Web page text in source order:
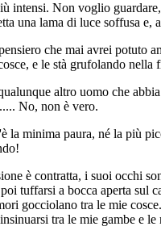
intensi. Non voglio
una lama di luce soffusa e,
che mai avrei potuto
e le stà grufolando nella
altro uomo che
No, non è vero.
minima paura, né la più
è contratta, i suoi occhi
tuffarsi a bocca aperta
gocciolano tra le mie
tra le mie gambe e